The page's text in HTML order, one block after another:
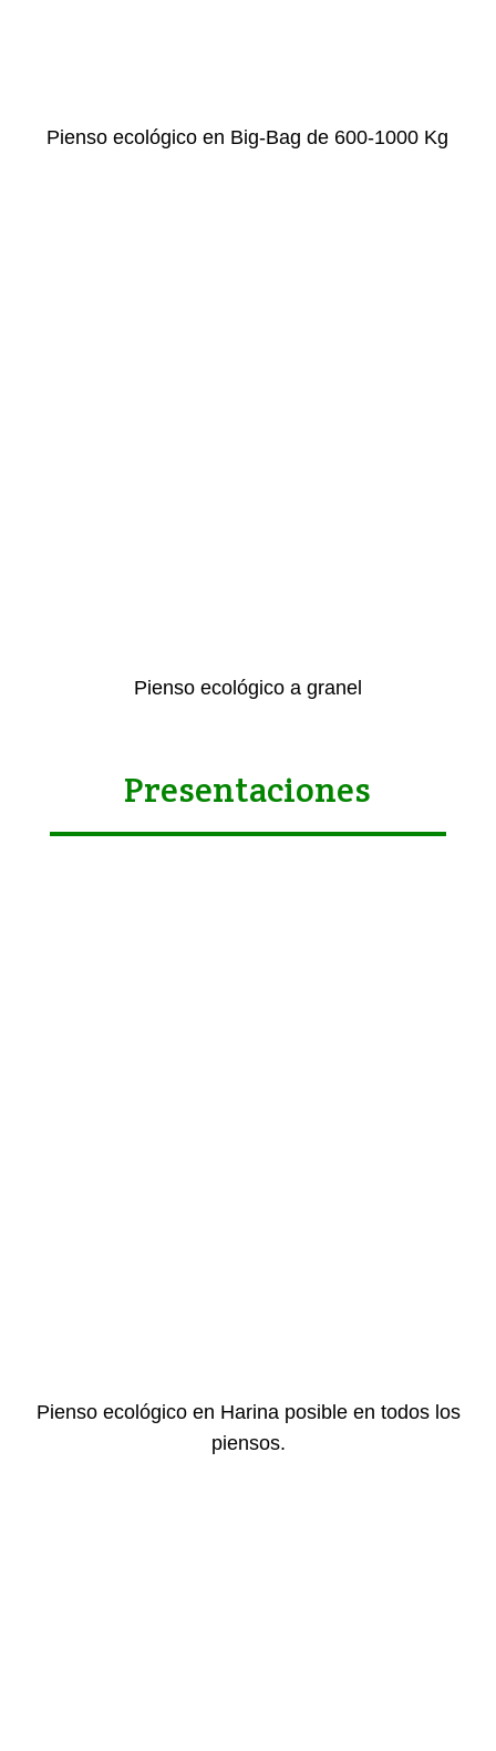
Pienso ecológico en Big-Bag de 600-1000 Kg
Pienso ecológico a granel
Presentaciones
Pienso ecológico en Harina posible en todos los
piensos.